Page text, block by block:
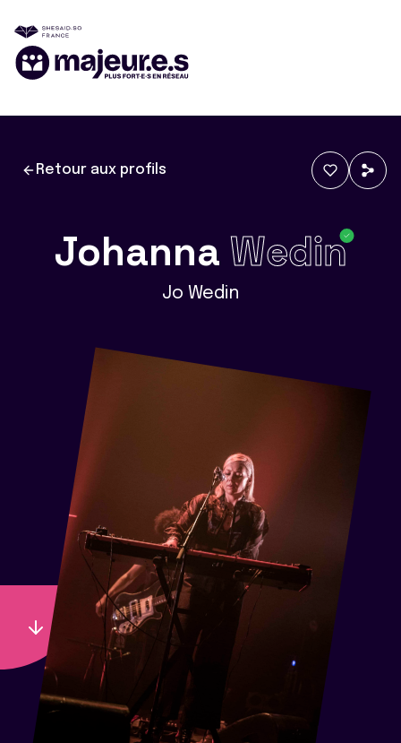
Retour aux profils
Johanna Wedin
Jo Wedin